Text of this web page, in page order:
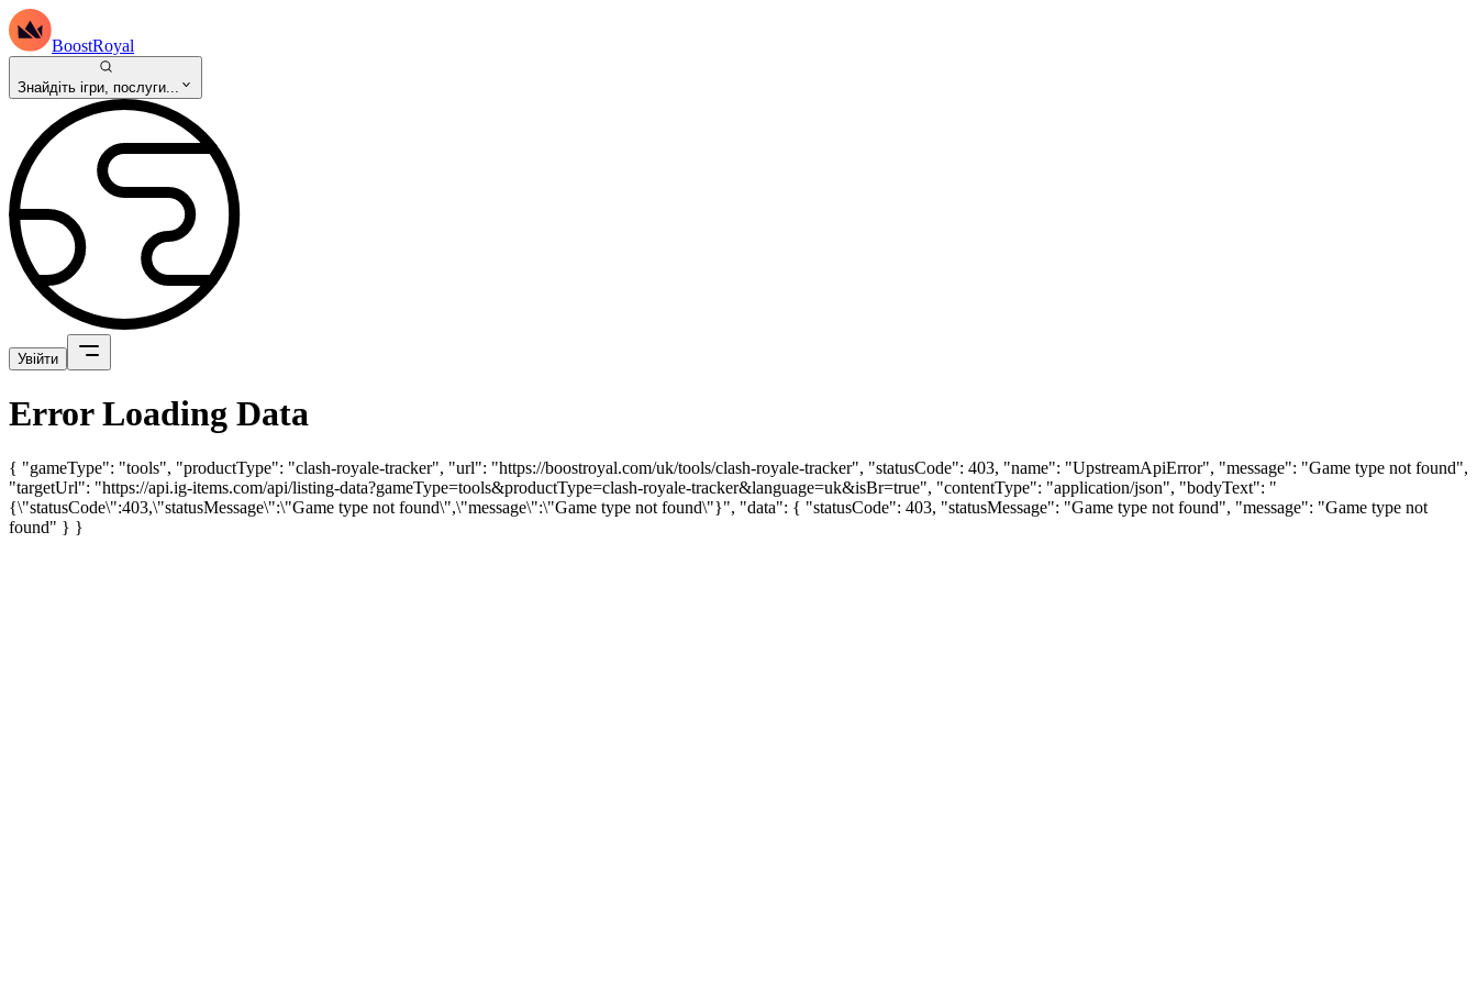
BoostRoyal
Знайдіть ігри, послуги...
Увійти
Error Loading Data
{ "gameType": "tools", "productType": "clash-royale-tracker", "url": "https://boostroyal.com/uk/tools/clash-royale-tracker", "statusCode": 403, "name": "UpstreamApiError", "message": "Game type not found",
"targetUrl": "https://api.ig-items.com/api/listing-data?gameType=tools&productType=clash-royale-tracker&language=uk&isBr=true", "contentType": "application/json", "bodyText": "
{\"statusCode\":403,\"statusMessage\":\"Game type not found\",\"message\":\"Game type not found\"}", "data": { "statusCode": 403, "statusMessage": "Game type not found", "message": "Game type not
found" } }